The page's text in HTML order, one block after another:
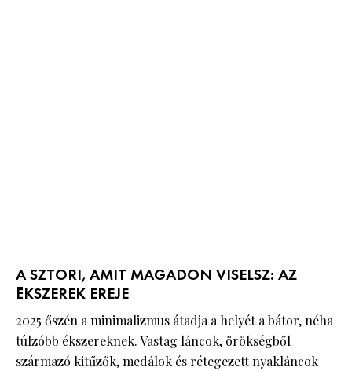
A SZTORI, AMIT MAGADON VISELSZ: AZ
ÉKSZEREK EREJE
2025 őszén a minimalizmus átadja a helyét a bátor, néha
túlzóbb ékszereknek. Vastag láncok, örökségből
származó kitűzők, medálok és rétegezett nyakláncok